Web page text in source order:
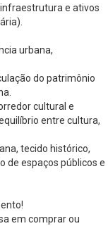
e ativos
urbana,
do patrimônio
cultural e
entre cultura,
tecido histórico,
de espaços públicos e
em comprar ou